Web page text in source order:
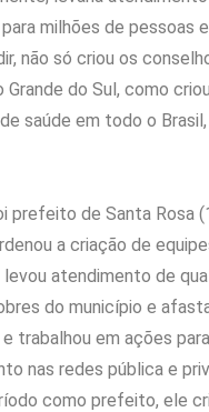
milhões de pessoas
não só criou os
Grande do Sul, como
saúde em todo o
prefeito de Santa Rosa
a criação de
levou atendimento de
do município e
trabalhou em ações
nas redes pública e
como prefeito, ele